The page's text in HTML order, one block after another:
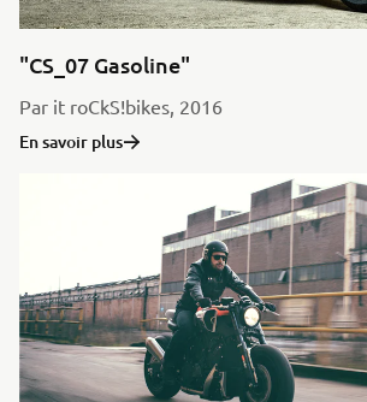
"CS_07 Gasoline"
Par it roCkS!bikes, 2016
En savoir plus